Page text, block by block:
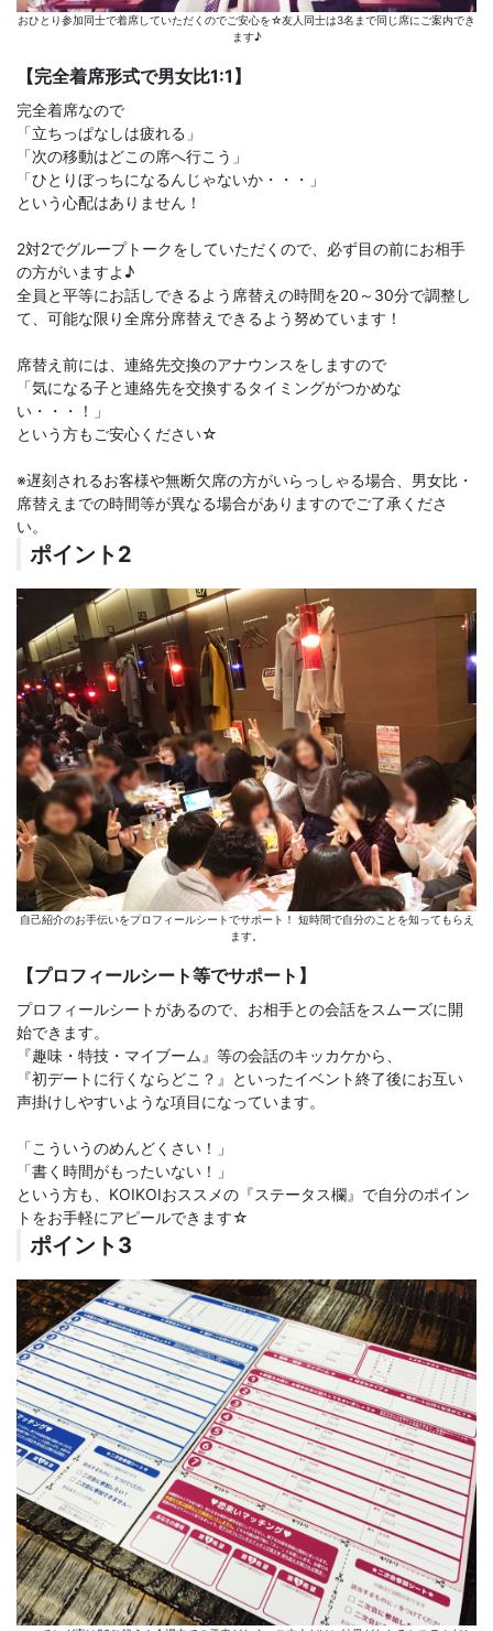
おひとり参加同士で着席していただくのでご安心を☆友人同士は3名まで同じ席にご案内でき
ます♪
【完全着席形式で男女比1:1】
完全着席なので
「立ちっぱなしは疲れる」
「次の移動はどこの席へ行こう」
「ひとりぼっちになるんじゃないか・・・」
という心配はありません！
2対2でグループトークをしていただくので、必ず目の前にお相手
の方がいますよ♪
全員と平等にお話しできるよう席替えの時間を20～30分で調整し
て、可能な限り全席分席替えできるよう努めています！
席替え前には、連絡先交換のアナウンスをしますので
「気になる子と連絡先を交換するタイミングがつかめな
い・・・！」
という方もご安心ください☆
※遅刻されるお客様や無断欠席の方がいらっしゃる場合、男女比・
席替えまでの時間等が異なる場合がありますのでご了承くださ
い。
ポイント2
自己紹介のお手伝いをプロフィールシートでサポート！ 短時間で自分のことを知ってもらえ
ます。
【プロフィールシート等でサポート】
プロフィールシートがあるので、お相手との会話をスムーズに開
始できます。
『趣味・特技・マイブーム』等の会話のキッカケから、
『初デートに行くならどこ？』といったイベント終了後にお互い
声掛けしやすいような項目になっています。
「こういうのめんどくさい！」
「書く時間がもったいない！」
という方も、KOIKOIおススメの『ステータス欄』で自分のポイン
トをお手軽にアピールできます☆
ポイント3